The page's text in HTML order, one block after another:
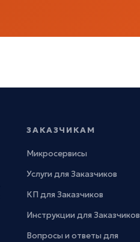
ЗАКАЗЧИКАМ
Микросервисы
Услуги для Заказчиков
КП для Заказчиков
Инструкции для Заказчиков
Вопросы и ответы для